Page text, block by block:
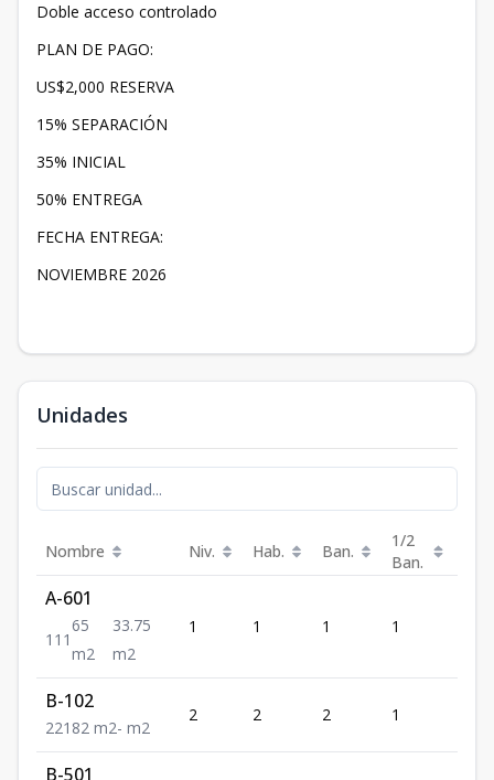
Doble acceso controlado
PLAN DE PAGO:
US$2,000 RESERVA
15% SEPARACIÓN
35% INICIAL
50% ENTREGA
FECHA ENTREGA:
NOVIEMBRE 2026
Unidades
Nombre Niv. Hab. Ban.
1/2
Ban.
A-601
1 1 1
65
m2
33.75
m2
1 1 1 1
B-102
221 82 m2- m2
2 2 2 1
B-501